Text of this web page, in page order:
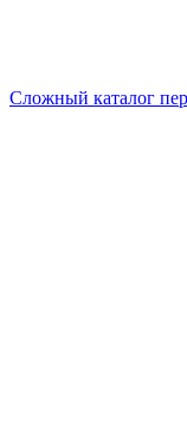
Сложный каталог